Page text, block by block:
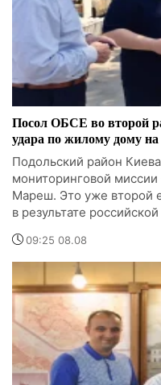
Посол ОБСЕ во второй
удара по жилому дому
Подольский район
мониторинговой
Мареш. Это уже второй
в результате российской
09:25 08.08